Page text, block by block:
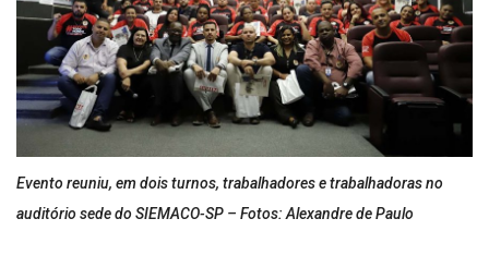
Evento reuniu, em dois turnos, trabalhadores e trabalhadoras no
auditório sede do SIEMACO-SP – Fotos: Alexandre de Paulo